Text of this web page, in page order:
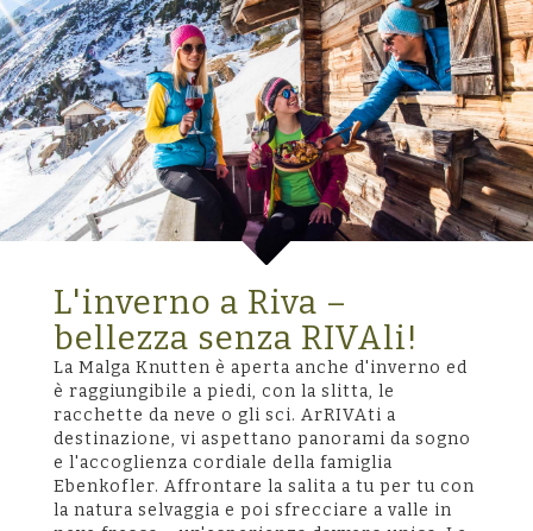
L'inverno a Riva –
bellezza senza RIVAli!
La Malga Knutten è aperta anche d'inverno ed
è raggiungibile a piedi, con la slitta, le
racchette da neve o gli sci. ArRIVAti a
destinazione, vi aspettano panorami da sogno
e l'accoglienza cordiale della famiglia
Ebenkofler. Affrontare la salita a tu per tu con
la natura selvaggia e poi sfrecciare a valle in